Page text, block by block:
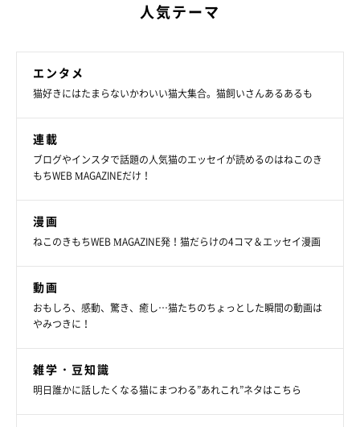
成長
まったりするめいちゃん。
人気テーマ
エンタメ
猫好きにはたまらないかわいい猫大集合。猫飼いさんあるあるも
連載
ブログやインスタで話題の人気猫のエッセイが読めるのはねこのき
もちWEB MAGAZINEだけ！
漫画
ねこのきもちWEB MAGAZINE発！猫だらけの4コマ＆エッセイ漫画
動画
おもしろ、感動、驚き、癒し…猫たちのちょっとした瞬間の動画は
やみつきに！
雑学・豆知識
明日誰かに話したくなる猫にまつわる”あれこれ”ネタはこちら